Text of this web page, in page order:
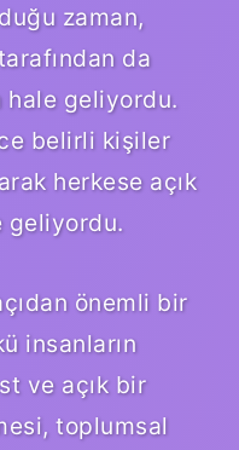
zaman,
da
hale geliyordu.
belirli kişiler
herkese açık
geliyordu.
önemli bir
insanların
ve açık bir
toplumsal